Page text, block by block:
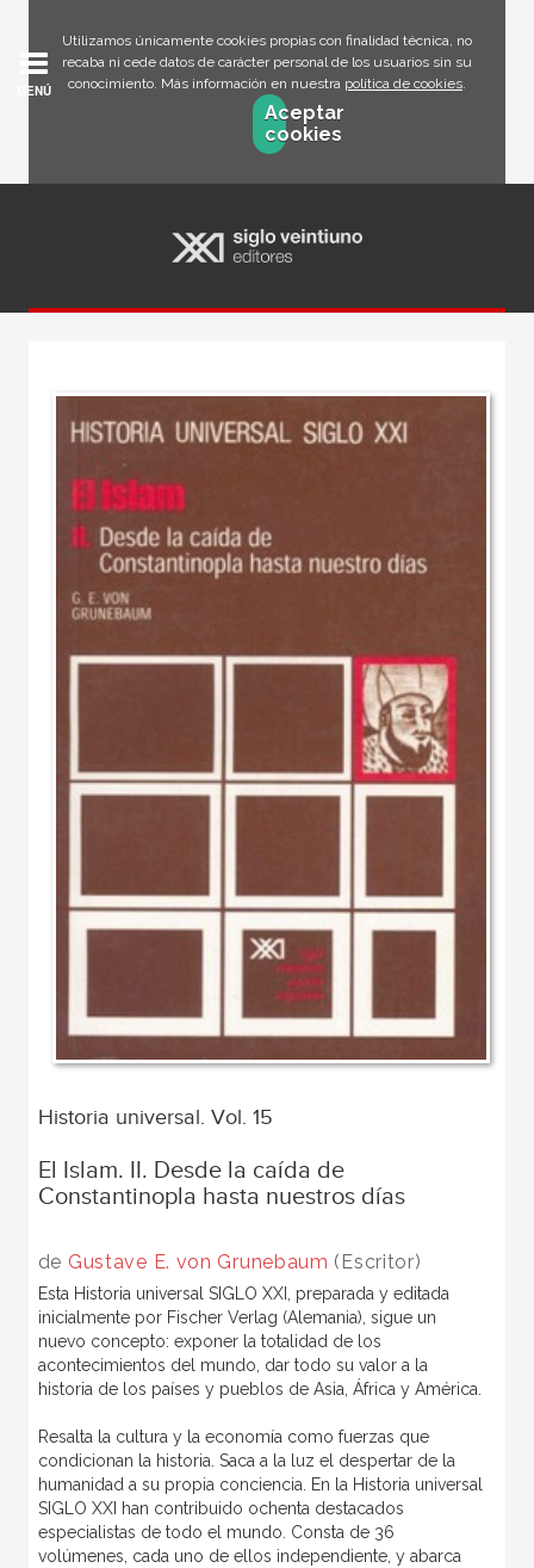
Utilizamos únicamente cookies propias con finalidad técnica, no
recaba ni cede datos de carácter personal de los usuarios sin su
conocimiento. Más información en nuestra política de cookies.
Aceptar
cookies
MENÚ
Historia universal. Vol. 15
El Islam. II. Desde la caída de
Constantinopla hasta nuestros días
de Gustave E. von Grunebaum (Escritor)
Esta Historia universal SIGLO XXI, preparada y editada
inicialmente por Fischer Verlag (Alemania), sigue un
nuevo concepto: exponer la totalidad de los
acontecimientos del mundo, dar todo su valor a la
historia de los países y pueblos de Asia, África y América.
Resalta la cultura y la economía como fuerzas que
condicionan la historia. Saca a la luz el despertar de la
humanidad a su propia conciencia. En la Historia universal
SIGLO XXI han contribuido ochenta destacados
especialistas de todo el mundo. Consta de 36
volúmenes, cada uno de ellos independiente, y abarca